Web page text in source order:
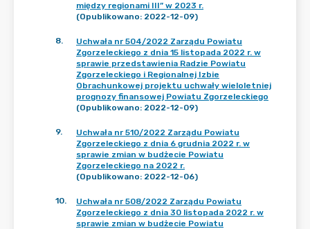
między regionami III” w 2023 r.
(Opublikowano: 2022-12-09)
8.
Uchwała nr 504/2022 Zarządu Powiatu
Zgorzeleckiego z dnia 15 listopada 2022 r. w
sprawie przedstawienia Radzie Powiatu
Zgorzeleckiego i Regionalnej Izbie
Obrachunkowej projektu uchwały wieloletniej
prognozy finansowej Powiatu Zgorzeleckiego
(Opublikowano: 2022-12-09)
9.
Uchwała nr 510/2022 Zarządu Powiatu
Zgorzeleckiego z dnia 6 grudnia 2022 r. w
sprawie zmian w budżecie Powiatu
Zgorzeleckiego na 2022 r.
(Opublikowano: 2022-12-06)
10.
Uchwała nr 508/2022 Zarządu Powiatu
Zgorzeleckiego z dnia 30 listopada 2022 r. w
sprawie zmian w budżecie Powiatu